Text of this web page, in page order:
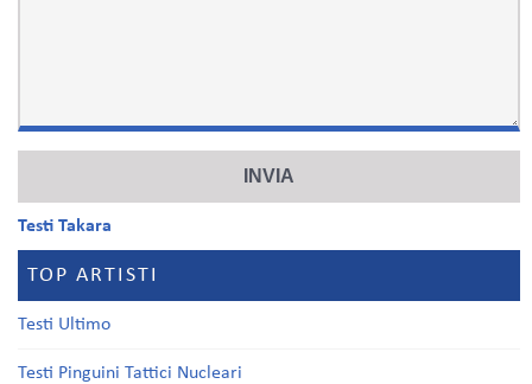
Testi Takara
TOP ARTISTI
Testi Ultimo
Testi Pinguini Tattici Nucleari